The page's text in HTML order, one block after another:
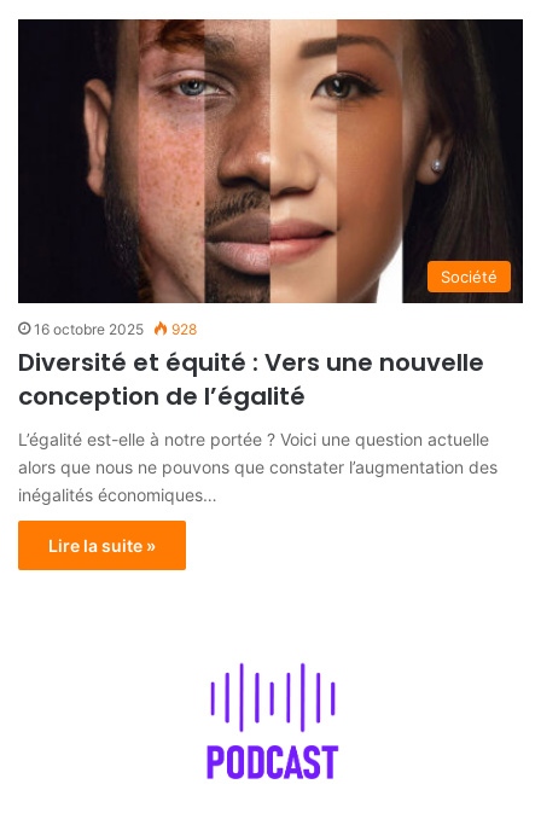
Société
16 octobre 2025 928
Diversité et équité : Vers une nouvelle
conception de l’égalité
L’égalité est-elle à notre portée ? Voici une question actuelle
alors que nous ne pouvons que constater l’augmentation des
inégalités économiques…
Lire la suite »